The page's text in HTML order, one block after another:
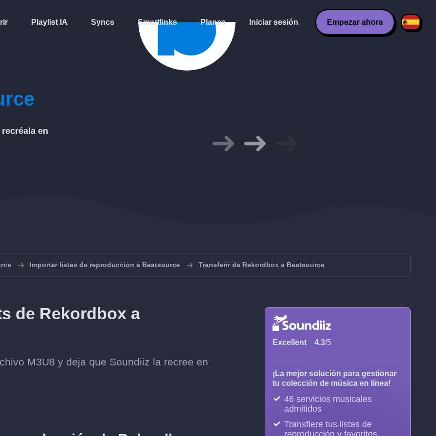
Playlist IA Syncs Smartlinks Planes Iniciar sesión Empezar ahora
recréala en
Importar listas de reproducción a Beatsource Transferir de Rekordbox a Beatsource
de Rekordbox a
M3U8 y deja que Soundiiz la recree en
Excellent 4.3/5
¡La mejor solución para gestionar
tu colección de música en línea!
46 servicios musicales
admitidos
Transfiere tus listas de
reproducción y favoritos